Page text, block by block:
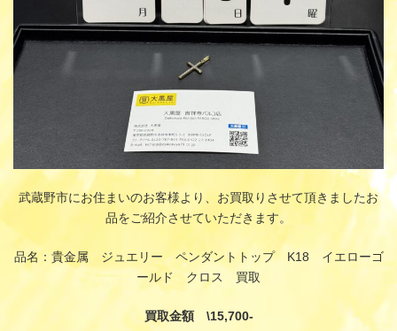
武蔵野市にお住まいのお客様より、お買取りさせて頂きましたお
品をご紹介させていただきます。
品名：貴金属 ジュエリー ペンダントトップ K18 イエローゴ
ールド クロス 買取
買取金額 \15,700-